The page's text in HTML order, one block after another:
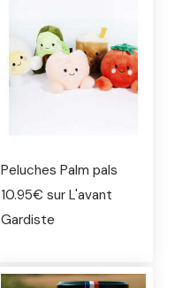
Peluches Palm pals
10.95€ sur L'avant
Gardiste